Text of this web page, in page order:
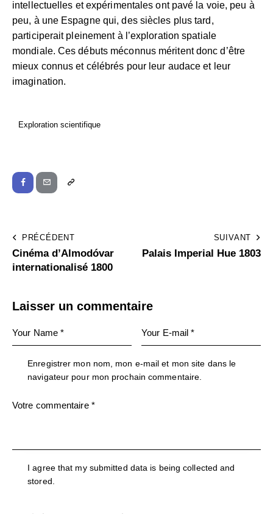
intellectuelles et expérimentales ont pavé la voie, peu à
peu, à une Espagne qui, des siècles plus tard,
participerait pleinement à l’exploration spatiale
mondiale. Ces débuts méconnus méritent donc d’être
mieux connus et célébrés pour leur audace et leur
imagination.
Exploration scientifique
PRÉCÉDENT
Cinéma d’Almodóvar
internationalisé 1800
SUIVANT
Palais Imperial Hue 1803
Laisser un commentaire
Enregistrer mon nom, mon e-mail et mon site dans le
navigateur pour mon prochain commentaire.
I agree that my submitted data is being collected and
stored.